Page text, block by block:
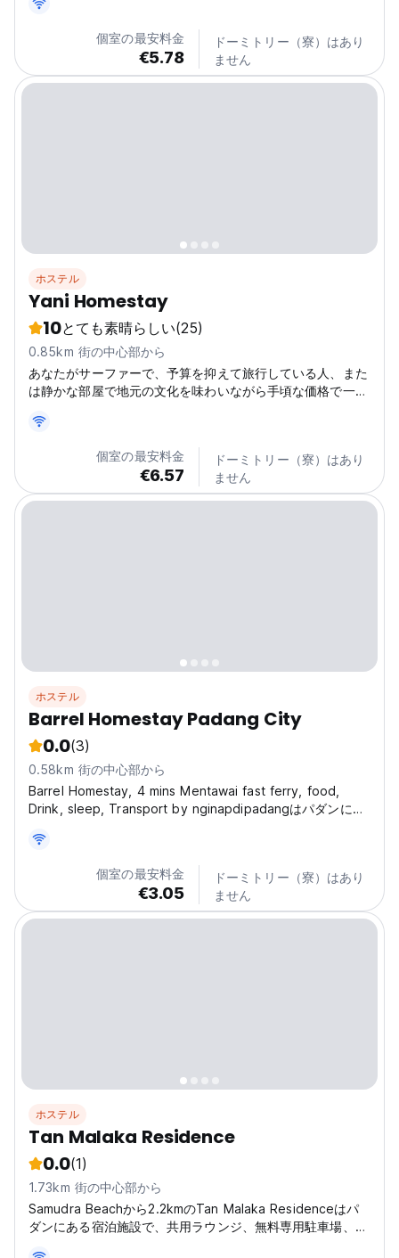
clothes rack. Private bathroom also comes with a
shower. Guests enjoy breakfast in the room.
Experience...個室の最安料金
€5.78
ドーミトリー（寮）はあり
ません
ホステル
Yani Homestay
10とても素晴らしい(25)
0.85km 街の中心部から
あなたがサーファーで、予算を抑えて旅行している人、また
は静かな部屋で地元の文化を味わいながら手頃な価格で一晩
こそ。
個室の最安料金
€6.57
ドーミトリー（寮）はあり
ません
ホステル
Barrel Homestay Padang City
0.0(3)
0.58km 街の中心部から
Barrel Homestay, 4 mins Mentawai fast ferry, food,
Drink, sleep, Transport by nginapdipadangはパダンにあ
橋があります。
個室の最安料金
€3.05
ドーミトリー（寮）はあり
ません
ホステル
Tan Malaka Residence
0.0(1)
1.73km 街の中心部から
Samudra Beachから2.2kmのTan Malaka Residenceはパ
ダンにある宿泊施設で、共用ラウンジ、無料専用駐車場、